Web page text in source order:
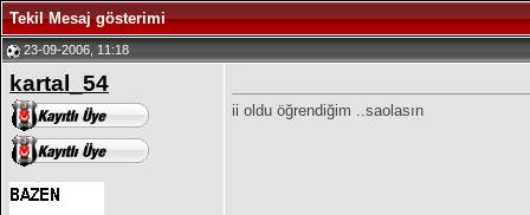
Tekil Mesaj gösterimi
23-09-2006, 11:18
kartal_54
ii oldu öğrendiğim ..saolasın